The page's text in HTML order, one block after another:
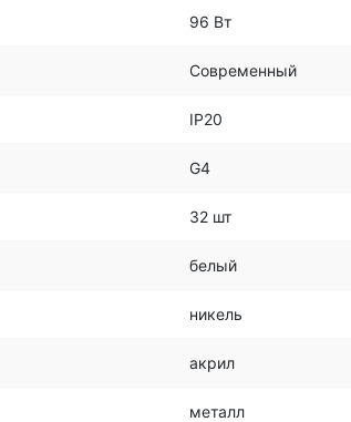
96 Вт
Современный
IP20
G4
32 шт
белый
никель
акрил
металл